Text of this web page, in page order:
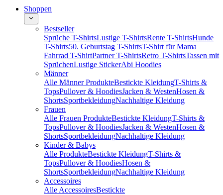
Shoppen
Bestseller
Sprüche T-ShirtsLustige T-ShirtsRente T-ShirtsHunde
T-Shirts50. Geburtstag T-ShirtsT-Shirt für Mama
Fahrrad T-ShirtPartner T-ShirtsRetro T-ShirtsTassen mit
SprüchenLustige StickerAbi Hoodies
Männer
Alle Männer ProdukteBestickte KleidungT-Shirts &
TopsPullover & HoodiesJacken & WestenHosen &
ShortsSportbekleidungNachhaltige Kleidung
Frauen
Alle Frauen ProdukteBestickte KleidungT-Shirts &
TopsPullover & HoodiesJacken & WestenHosen &
ShortsSportbekleidungNachhaltige Kleidung
Kinder & Babys
Alle ProdukteBestickte KleidungT-Shirts &
TopsPullover & HoodiesHosen &
ShortsSportbekleidungNachhaltige Kleidung
Accessoires
Alle AccessoiresBestickte